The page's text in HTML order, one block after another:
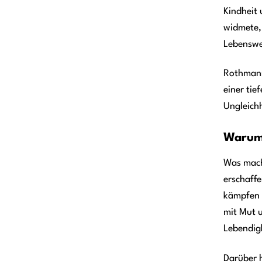
Kindheit
einer
Was
kämpfen
mit Mut
Darüber